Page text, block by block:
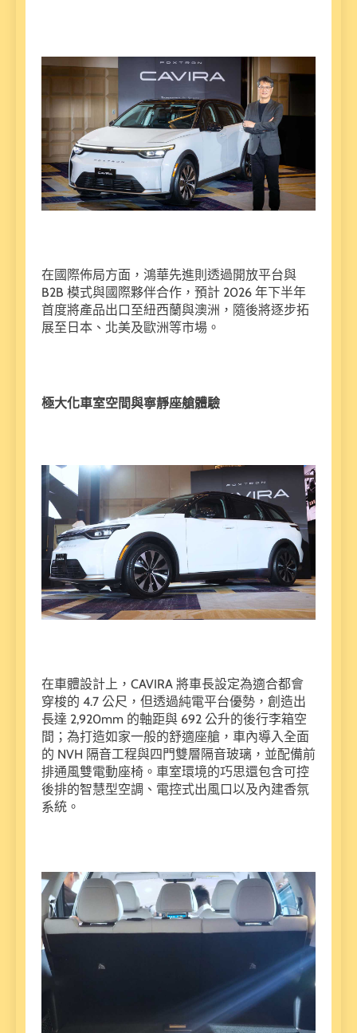
在國際佈局方面，鴻華先進則透過開放平台與
B2B 模式與國際夥伴合作，預計 2026 年下半年
首度將產品出口至紐西蘭與澳洲，隨後將逐步拓
展至日本、北美及歐洲等市場。
極大化車室空間與寧靜座艙體驗
在車體設計上，CAVIRA 將車長設定為適合都會
穿梭的 4.7 公尺，但透過純電平台優勢，創造出
長達 2,920mm 的軸距與 692 公升的後行李箱空
間；為打造如家一般的舒適座艙，車內導入全面
的 NVH 隔音工程與四門雙層隔音玻璃，並配備前
排通風雙電動座椅。車室環境的巧思還包含可控
後排的智慧型空調、電控式出風口以及內建香氛
系統。